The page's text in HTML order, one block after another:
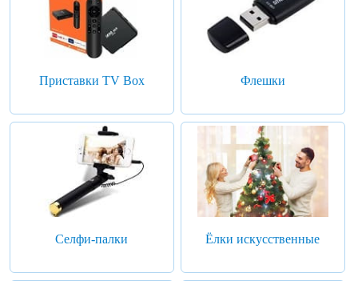
Приставки TV Box Флешки
Селфи-палки Ёлки искусственные